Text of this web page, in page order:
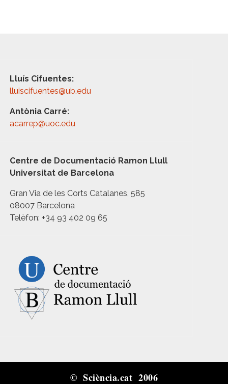
Lluís Cifuentes:
lluiscifuentes@ub.edu
Antònia Carré:
acarrep@uoc.edu
Centre de Documentació Ramon Llull
Universitat de Barcelona
Gran Via de les Corts Catalanes, 585
08007 Barcelona
Telèfon: +34 93 402 09 65
© Sciència.cat 2006